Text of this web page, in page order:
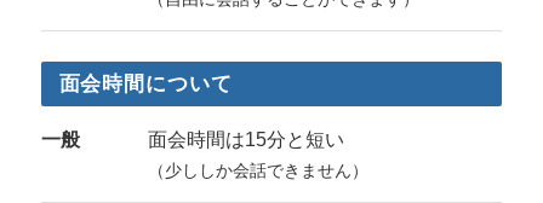
面会時間について
一般 面会時間は15分と短い
（少ししか会話できません）